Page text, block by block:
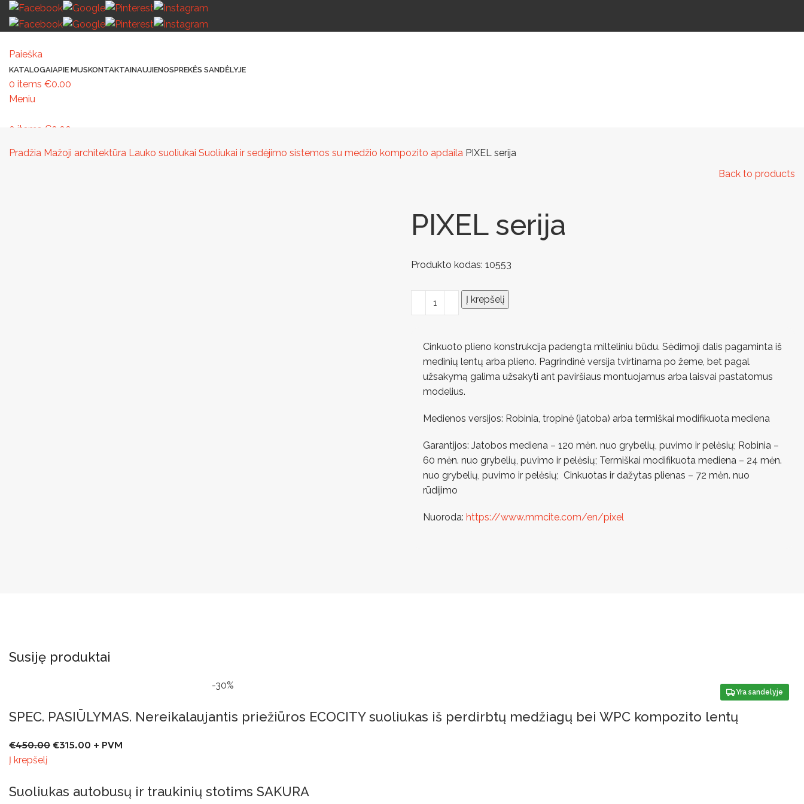
Paieška
KATALOGAIAPIE MUSKONTAKTAINAUJIENOSPREKĖS SANDĖLYJE
0 items €0.00
Meniu
0 items €0.00
Pradžia Mažoji architektūra Lauko suoliukai Suoliukai ir sedėjimo sistemos su medžio kompozito apdaila PIXEL serija
Back to products
PIXEL serija
Produkto kodas: 10553
Į krepšelį
Cinkuoto plieno konstrukcija padengta milteliniu būdu. Sėdimoji dalis pagaminta iš
medinių lentų arba plieno. Pagrindinė versija tvirtinama po žeme, bet pagal
užsakymą galima užsakyti ant paviršiaus montuojamus arba laisvai pastatomus
modelius.
Medienos versijos: Robinia, tropinė (jatoba) arba termiškai modifikuota mediena
Garantijos: Jatobos mediena – 120 mėn. nuo grybelių, puvimo ir pelėsių; Robinia –
60 mėn. nuo grybelių, puvimo ir pelėsių; Termiškai modifikuota mediena – 24 mėn.
nuo grybelių, puvimo ir pelėsių; Cinkuotas ir dažytas plienas – 72 mėn. nuo
rūdijimo
Nuoroda: https://www.mmcite.com/en/pixel
Susiję produktai
-30%
Yra sandelyje
SPEC. PASIŪLYMAS. Nereikalaujantis priežiūros ECOCITY suoliukas iš perdirbtų medžiagų bei WPC kompozito lentų
€450.00 €315.00 + PVM
Į krepšelį
Suoliukas autobusų ir traukinių stotims SAKURA